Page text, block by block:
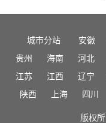
城市分站 安徽
贵州
海南 河北
江苏
江西 辽宁
陕西
上海 四川
版权